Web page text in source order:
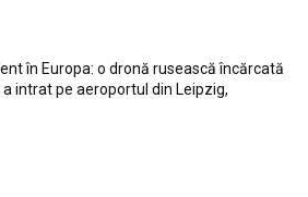
în Europa: o dronă rusească încărcată
intrat pe aeroportul din Leipzig,